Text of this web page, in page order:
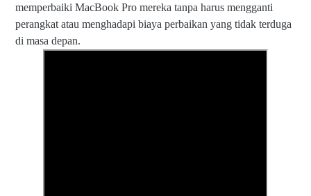
memperbaiki MacBook Pro mereka tanpa harus mengganti
perangkat atau menghadapi biaya perbaikan yang tidak terduga
di masa depan.